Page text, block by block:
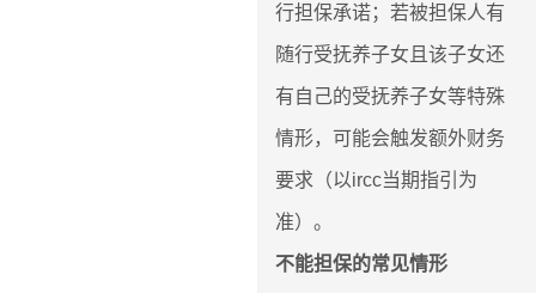
行担保承诺；若被担保人有
随行受抚养子女且该子女还
有自己的受抚养子女等特殊
情形，可能会触发额外财务
要求（以ircc当期指引为
准）。
不能担保的常见情形